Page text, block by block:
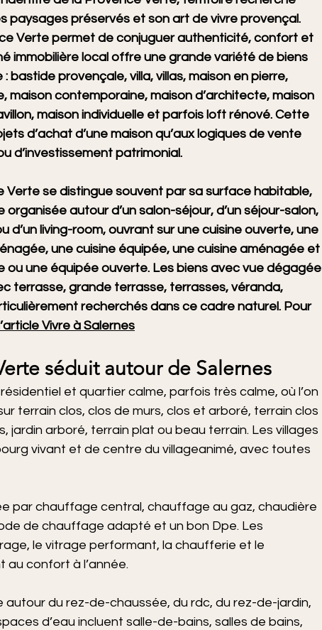
paysages préservés et son art de vivre provençal.
Verte permet de conjuguer authenticité, confort et
immobilière local offre une grande variété de biens
bastide provençale, villa, villas, maison en pierre,
maison contemporaine, maison d’architecte, maison
maison individuelle et parfois loft rénové. Cette
d’achat d’une maison qu’aux logiques de vente
d’investissement patrimonial.
Verte se distingue souvent par sa surface habitable,
autour d’un salon-séjour, d’un séjour-salon,
d’un living-room, ouvrant sur une cuisine ouverte, une
une cuisine équipée, une cuisine aménagée et
ou une équipée ouverte. Les biens avec vue dégagée
terrasse, grande terrasse, terrasses, véranda,
recherchés dans ce cadre naturel. Pour
Vivre à Salernes
séduit autour de Salernes
et quartier calme, parfois très calme, où l’on
terrain clos, clos de murs, clos et arboré, terrain clos
jardin arboré, terrain plat ou beau terrain. Les villages
vivant et de centre du villageanimé, avec toutes
par chauffage central, chauffage au gaz, chaudière
de chauffage adapté et un bon Dpe. Les
le vitrage performant, la chaufferie et le
au confort à l’année.
autour du rez-de-chaussée, du rdc, du rez-de-jardin,
d’eau incluent salle-de-bains, salles de bains,